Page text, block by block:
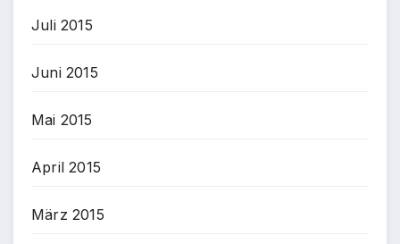
Juli 2015
Juni 2015
Mai 2015
April 2015
März 2015